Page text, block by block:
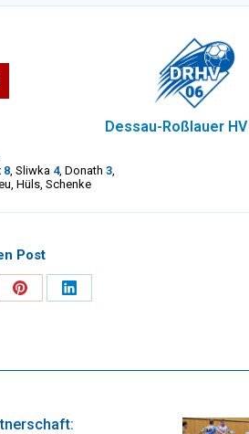
Dessau-Roßlauer HV
8, Sliwka 4, Donath 3,
, Hüls, Schenke
Post
ShareShare